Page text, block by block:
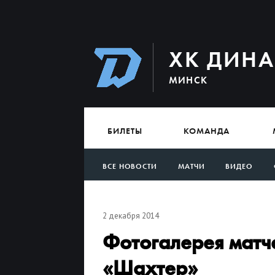
ХК
МИНСК
БИЛЕТЫ КОМАНДА
ВСЕ НОВОСТИ МАТЧИ ВИДЕО
2 декабря 2014
Фотогалерея
«Шахтер»